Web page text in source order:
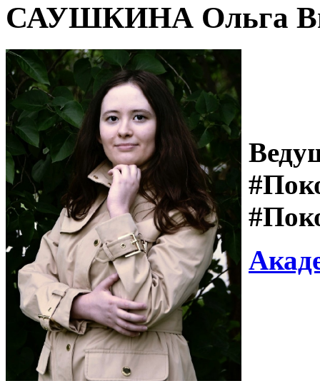
САУШКИНА Ольга